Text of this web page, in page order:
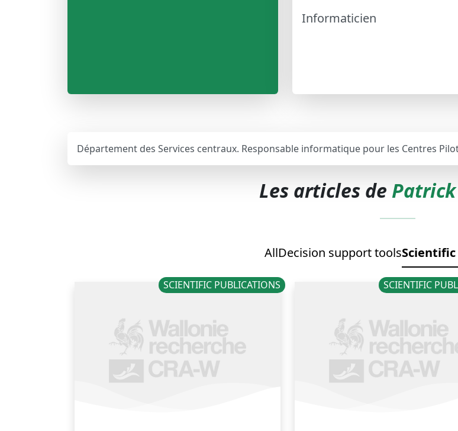
Informaticien
Département des Services centraux. Responsable informatique pour les Centres
Les articles de Patrick
AllDecision support tools
SCIENTIFIC PUBLICATIONS SCIENTIFIC